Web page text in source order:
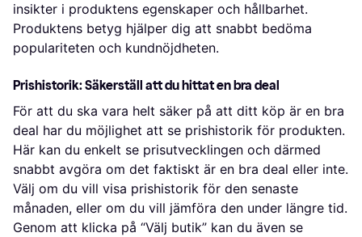
insikter i produktens egenskaper och hållbarhet.
Produktens betyg hjälper dig att snabbt bedöma
populariteten och kundnöjdheten.
Prishistorik: Säkerställ att du hittat en bra deal
För att du ska vara helt säker på att ditt köp är en bra
deal har du möjlighet att se prishistorik för produkten.
Här kan du enkelt se prisutvecklingen och därmed
snabbt avgöra om det faktiskt är en bra deal eller inte.
Välj om du vill visa prishistorik för den senaste
månaden, eller om du vill jämföra den under längre tid.
Genom att klicka på “Välj butik” kan du även se